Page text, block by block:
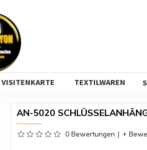
VISITENKARTE TEXTILWAREN
AN-5020
0 Bewertungen | +